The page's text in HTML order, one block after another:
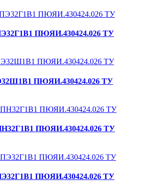
ПЮЯИ.430424.026 ТУ
ПЮЯИ.430424.026 ТУ
ПЮЯИ.430424.026 ТУ
ПЮЯИ.430424.026 ТУ